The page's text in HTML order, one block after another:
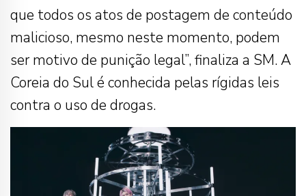
que todos os atos de postagem de conteúdo
malicioso, mesmo neste momento, podem
ser motivo de punição legal”, finaliza a SM. A
Coreia do Sul é conhecida pelas rígidas leis
contra o uso de drogas.